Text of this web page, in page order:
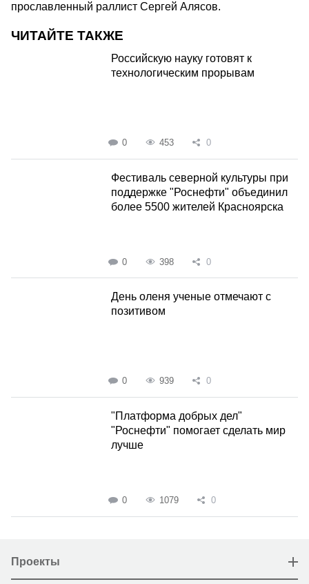
прославленный раллист Сергей Алясов.
ЧИТАЙТЕ ТАКЖЕ
Российскую науку готовят к
технологическим прорывам
0 453 0
Фестиваль северной культуры при
поддержке "Роснефти" объединил
более 5500 жителей Красноярска
0 398 0
День оленя ученые отмечают с
позитивом
0 939 0
"Платформа добрых дел"
"Роснефти" помогает сделать мир
лучше
0 1079 0
Проекты